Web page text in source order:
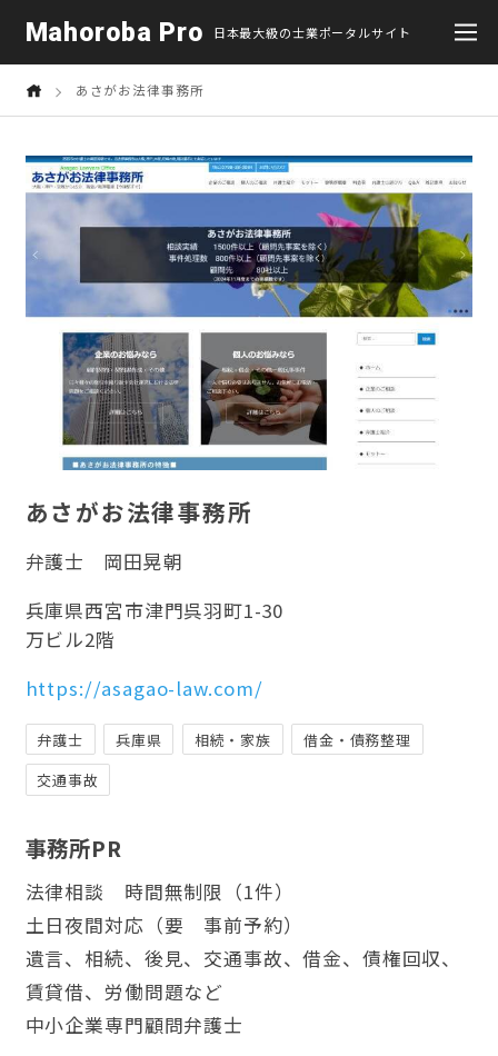
Mahoroba Pro 日本最大級の士業ポータルサイト
あさがお法律事務所
あさがお法律事務所
弁護士
岡田晃朝
兵庫県西宮市津門呉羽町1-30
万ビル2階
https://asagao-law.com/
弁護士 兵庫県 相続・家族
借金・債務整理
交通事故
事務所PR
法律相談 時間無制限（1件）
土日夜間対応（要 事前予約）
遺言、相続、後見、交通事故、借金、債権回収、
賃貸借、労働問題など
中小企業専門顧問弁護士